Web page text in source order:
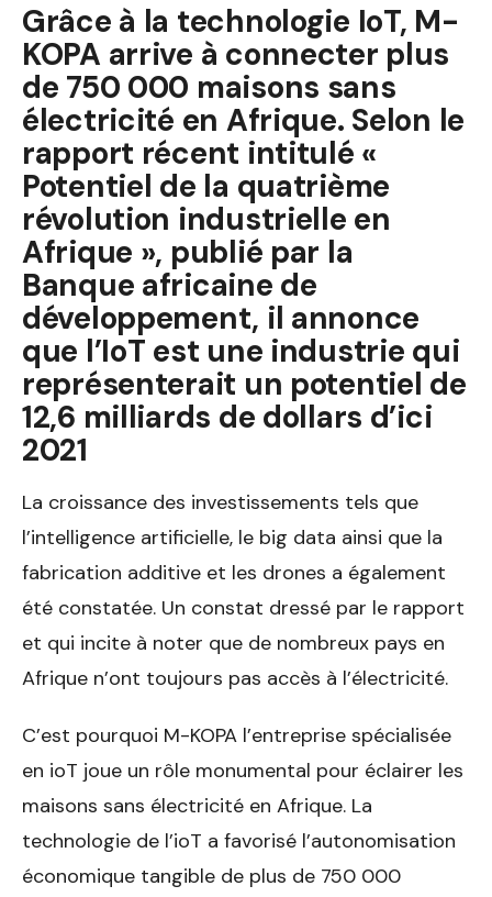
Grâce à la technologie IoT, M-
KOPA arrive à connecter plus
de 750 000 maisons sans
électricité en Afrique. Selon le
rapport récent intitulé «
Potentiel de la quatrième
révolution industrielle en
Afrique », publié par la
Banque africaine de
développement, il annonce
que l’IoT est une industrie qui
représenterait un potentiel de
12,6 milliards de dollars d’ici
2021
La croissance des investissements tels que
l’intelligence artificielle, le big data ainsi que la
fabrication additive et les drones a également
été constatée. Un constat dressé par le rapport
et qui incite à noter que de nombreux pays en
Afrique n’ont toujours pas accès à l’électricité.
C’est pourquoi M-KOPA l’entreprise spécialisée
en ioT joue un rôle monumental pour éclairer les
maisons sans électricité en Afrique. La
technologie de l’ioT a favorisé l’autonomisation
économique tangible de plus de 750 000